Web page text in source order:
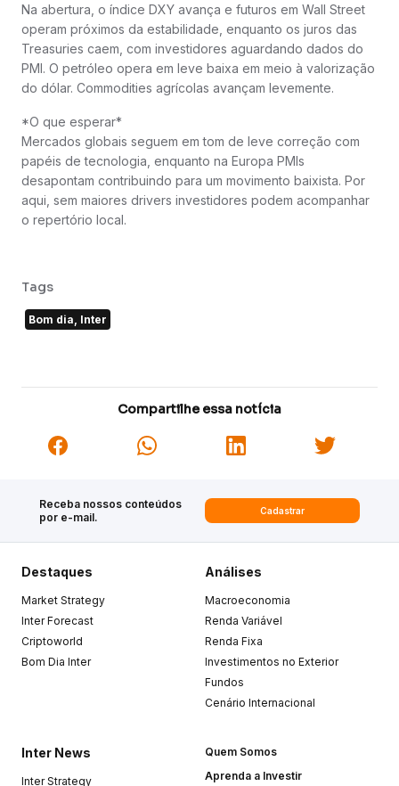
Na abertura, o índice DXY avança e futuros em Wall Street
operam próximos da estabilidade, enquanto os juros das
Treasuries caem, com investidores aguardando dados do
PMI. O petróleo opera em leve baixa em meio à valorização
do dólar. Commodities agrícolas avançam levemente.
*O que esperar*
Mercados globais seguem em tom de leve correção com
papéis de tecnologia, enquanto na Europa PMIs
desapontam contribuindo para um movimento baixista. Por
aqui, sem maiores drivers investidores podem acompanhar
o repertório local.
Tags
Bom dia, Inter
Compartilhe essa notícia
Receba nossos conteúdos
por e-mail.
Cadastrar
Destaques
Market Strategy
Inter Forecast
Criptoworld
Bom Dia Inter
Análises
Macroeconomia
Renda Variável
Renda Fixa
Investimentos no Exterior
Fundos
Cenário Internacional
Inter News
Inter Strategy
Quem Somos
Aprenda a Investir